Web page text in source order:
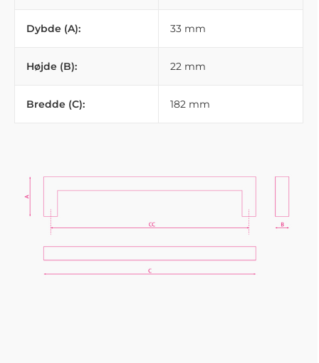
Dybde (A): 33 mm
Højde (B): 22 mm
Bredde (C): 182 mm